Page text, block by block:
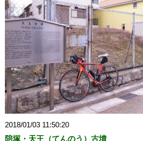
2018/01/03 11:50:20
陪塚・天王（てんのう）古墳